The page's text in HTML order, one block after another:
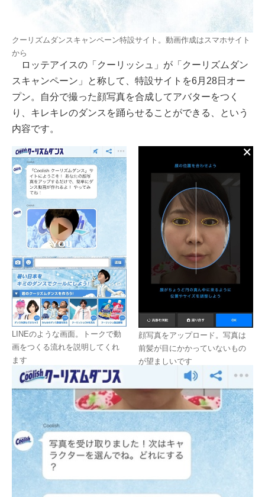
クーリズムダンスキャンペーン特設サイト。動画作成はスマホサイト
から
ロッテアイスの「クーリッシュ」が「クーリズムダン
スキャンペーン」と称して、特設サイトを6月28日オー
プン。自分で撮った顔写真を合成してアバターをつく
り、キレキレのダンスを踊らせることができる、という
内容です。
LINEのような画面。トークで動
画をつくる流れを説明してくれ
ます
顔写真をアップロード。写真は
前髪が目にかかっていないもの
が望ましいです